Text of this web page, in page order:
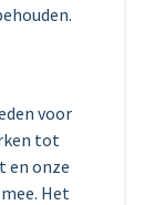
voor
tot
en onze
Het